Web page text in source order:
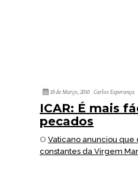
18 de Março, 2010 Carlos Esperança
ICAR: É mais
pecados
O Vaticano anunciou que
constantes da Virgem